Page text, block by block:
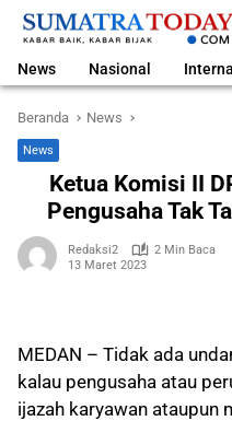
Langsung
News Nasional
Beranda News
News
Ketua Komisi II
Pengusaha Tak
Redaksi2
2 Min Baca
13 Maret 2023
MEDAN – Tidak ada
kalau pengusaha atau
ijazah karyawan ataupun